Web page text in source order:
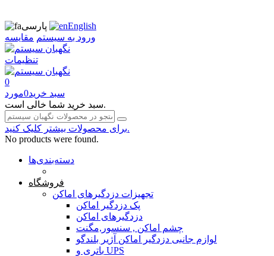
پارسی
English
ورود به سیستم مقایسه
تنظیمات
0
سبد خرید0مورد
سبد خرید شما خالی است.
برای محصولات بیشتر کلیک کنید.
No products were found.
دسته‌بندی‌ها
فروشگاه
تجهیزات دزدگیرهای اماکن
پک دزدگیر اماکن
دزدگیرهای اماکن
چشم اماکن , سنسور,مگنت
لوازم جانبی دزدگیر اماکن آژیر بلندگو
باتری و UPS